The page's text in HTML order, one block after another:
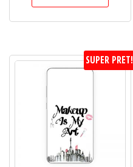
SUPER PRET!